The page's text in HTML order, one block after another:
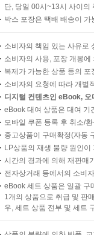
단, 당일 00시~13시 사이의
박스 포장은 택배 배송이
소비자의 책임 있는 사유로
소비자의 사용, 포장 개봉
복제가 가능한 상품 등의
소비자의 요청에 따라 개별
디지털 컨텐츠인 eBook,
eBook 대여 상품은 대여 기
모바일 쿠폰 등록 후 취소/
중고상품이 구매확정(자동
LP상품의 재생 불량 원인
시간의 경과에 의해 재판매
전자상거래 등에서의 소비
eBook 세트 상품은 일괄 구
1개의 상품으로 취급 및 판
우, 세트 상품 전부 및 세트